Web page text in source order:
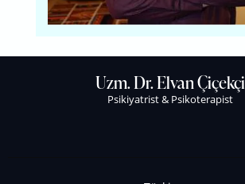
Uzm. Dr. Elvan Çiçekçi
Psikiyatrist & Psikoterapist